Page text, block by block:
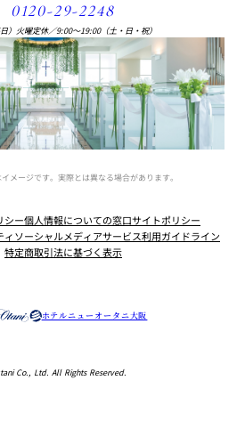
0120-29-2248
）火曜定休／9:00〜19:00（土・日・祝）
メージです。実際とは異なる場合があります。
ホテルニューオータニ大阪
シー個人情報についての窓口サイトポリシー
ィソーシャルメディアサービス利用ガイドライン
特定商取引法に基づく表示
Co., Ltd. All Rights Reserved.